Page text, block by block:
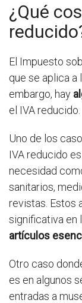
¿Qué
El Impuesto
que se aplica a
embargo, hay
el IVA reducido.
Uno de los
IVA reducido
necesidad
sanitarios,
revistas. Estos
significativa en
artículos
Otro caso
es en algunos
entradas a